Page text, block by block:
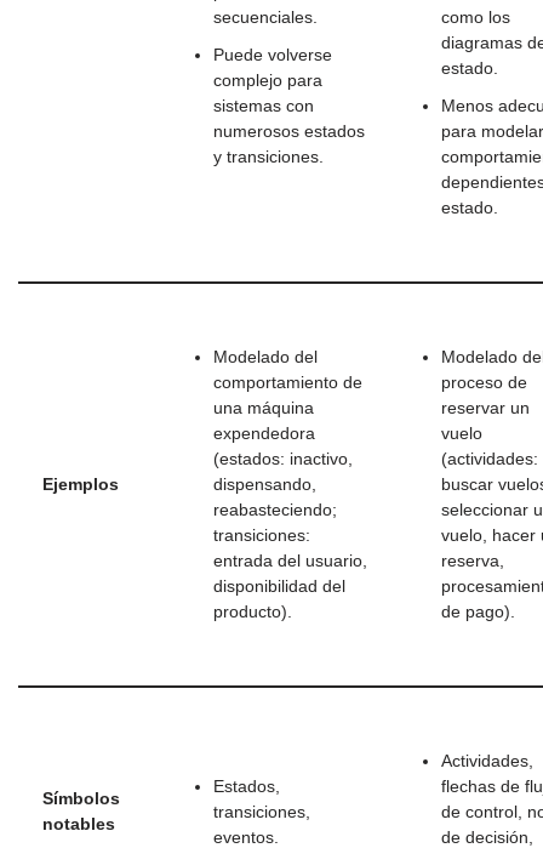
secuenciales.
Puede volverse
complejo para
sistemas con
numerosos estados
y transiciones.
como los
diagramas
estado.
Menos
para modelar
estado.
Ejemplos
Modelado del
comportamiento de
una máquina
expendedora
(estados: inactivo,
dispensando,
reabasteciendo;
transiciones:
entrada del usuario,
disponibilidad del
producto).
Modelado
proceso de
reservar un
vuelo
(actividades:
buscar
seleccionar
vuelo, hacer
reserva,
de pago).
Símbolos
notables
Estados,
transiciones,
eventos.
Actividades,
flechas de
de control,
de decisión,